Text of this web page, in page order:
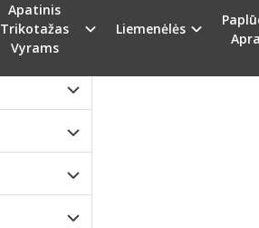
Apatinis
Trikotažas
Vyrams
Liemenėlės